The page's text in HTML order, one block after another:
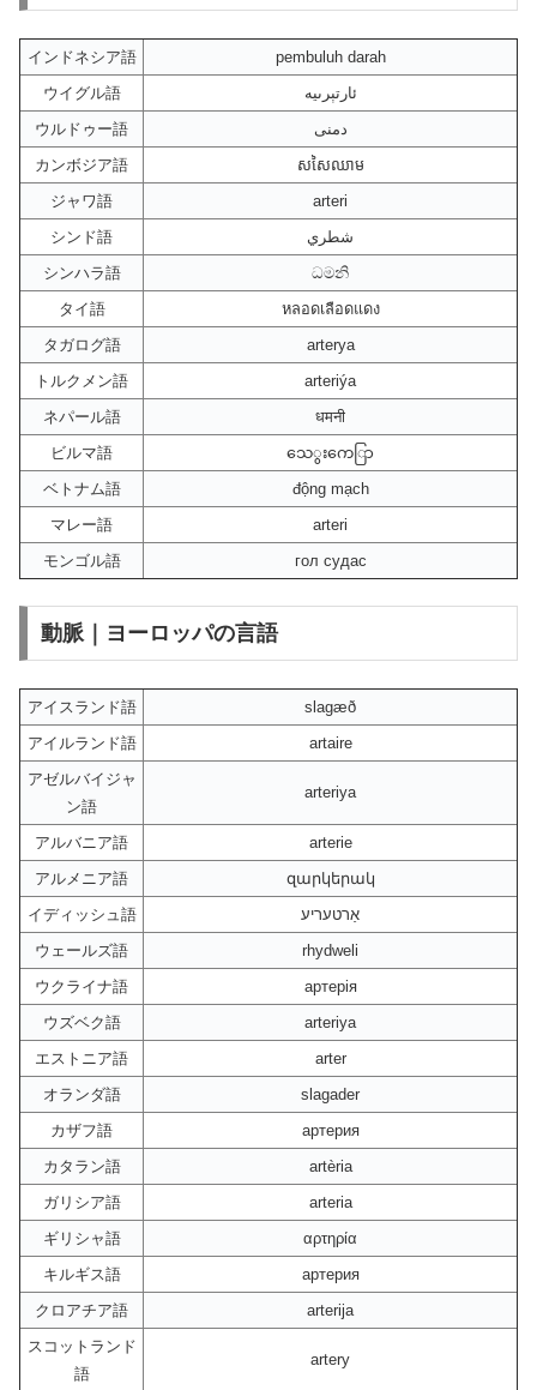
インドネシア語
pembuluh darah
ウイグル語
ئارتېرىيە
ウルドゥー語
دمنی
カンボジア語
សសៃឈាម
ジャワ語
arteri
シンド語
شطري
シンハラ語
ධමනි
タイ語
หลอดเลือดแดง
タガログ語
arterya
トルクメン語
arteriýa
ネパール語
धमनी
ビルマ語
သေွးကေြာ
ベトナム語
động mạch
マレー語
arteri
モンゴル語
гол судас
動脈｜ヨーロッパの言語
アイスランド語
slagæð
アイルランド語
artaire
アゼルバイジャ
ン語
arteriya
アルバニア語
arterie
アルメニア語
զարկերակ
イディッシュ語
אַרטעריע
ウェールズ語
rhydweli
ウクライナ語
артерія
ウズベク語
arteriya
エストニア語
arter
オランダ語
slagader
カザフ語
артерия
カタラン語
artèria
ガリシア語
arteria
ギリシャ語
αρτηρία
キルギス語
артерия
クロアチア語
arterija
スコットランド
語
artery